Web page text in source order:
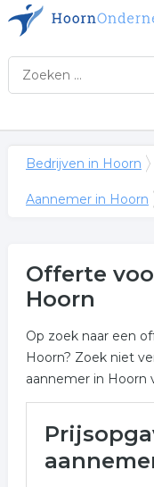
Bedrijven in Hoorn
Aannemer in Hoorn
Offerte
Hoorn
Op zoek naar een
Hoorn? Zoek niet
aannemer in Hoorn
Onderstaand vindt
gerelateerde